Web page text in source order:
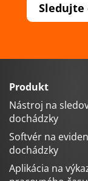
Sledujte
Produkt
Nástroj na
dochádzky
Softvér na
dochádzky
Aplikácia na